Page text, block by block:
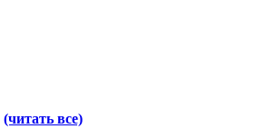
(читать все)